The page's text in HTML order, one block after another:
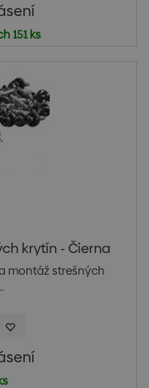
151 ks
krytín - Čierna
montáž strešných